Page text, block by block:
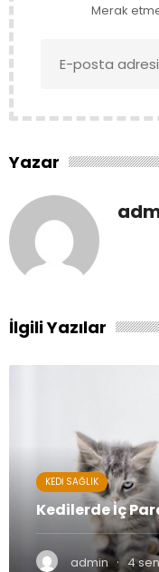
Merak
Yazar
İlgili Yazılar
KEDI SAĞLIK
Kedilerde İç
admin · 4